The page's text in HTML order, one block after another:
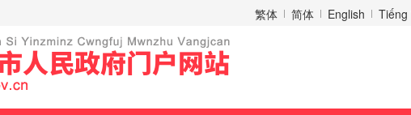
繁体 简体 English Tiếng